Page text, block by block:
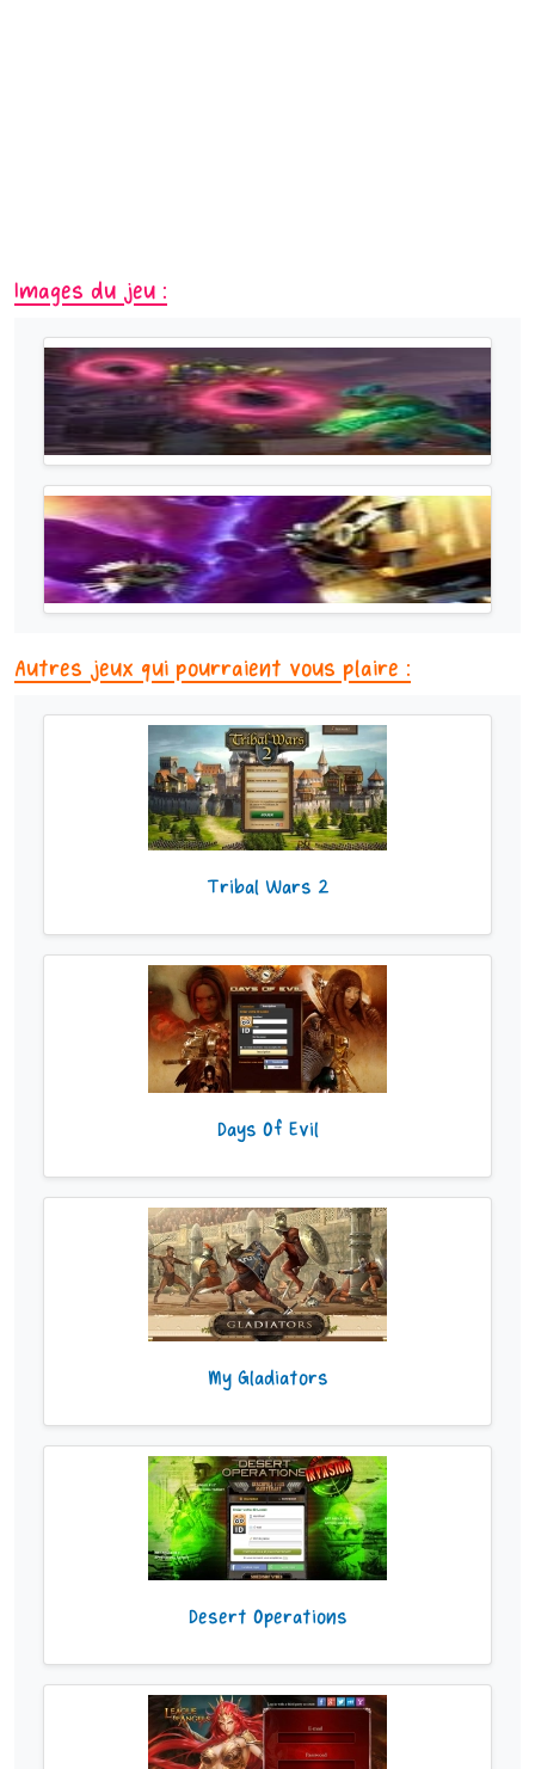
Images du jeu :
Autres jeux qui pourraient vous plaire :
Tribal Wars 2
Days Of Evil
My Gladiators
Desert Operations